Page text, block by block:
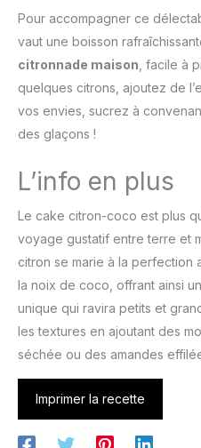
Pour accompagner ce
vaut une boisson
citronnade maison , facile à
quelques citrons, ajoutez de
vos envies, sucrez à
des glaçons !
L’info en plus
Le cake citron-coco est plus
voyage gustatif entre terre et
citron se marie à la
la noix de coco, offrant ainsi
unique qui ravira petits et
les textures en ajoutant des
séchée ou des amandes
Imprimer la recette